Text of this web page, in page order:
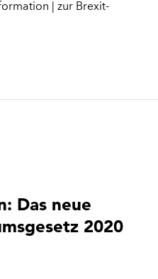
| zur Brexit-
Das neue
2020